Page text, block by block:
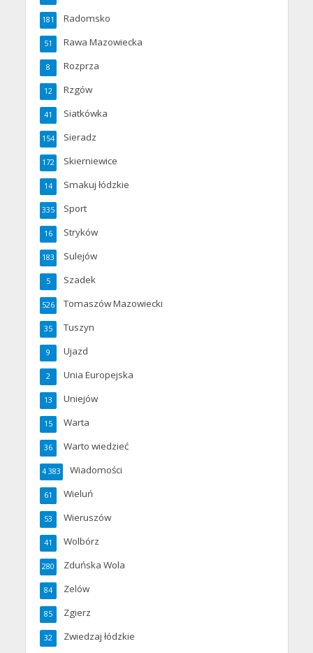
Radomsko
181
Rawa Mazowiecka
51
Rozprza
8
Rzgów
12
Siatkówka
41
Sieradz
154
Skierniewice
172
Smakuj łódzkie
14
Sport
335
Stryków
16
Sulejów
183
Szadek
5
Tomaszów Mazowiecki
526
Tuszyn
35
Ujazd
9
Unia Europejska
2
Uniejów
13
Warta
15
Warto wiedzieć
36
Wiadomości
4 383
Wieluń
61
Wieruszów
53
Wolbórz
41
Zduńska Wola
280
Zelów
84
Zgierz
85
Zwiedzaj łódzkie
32